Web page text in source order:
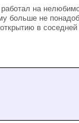
на
больше не
в